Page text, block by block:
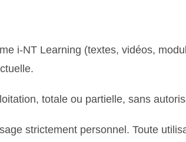
i-NT Learning (textes, vidéos,
totale ou partielle, sans
strictement personnel. Toute